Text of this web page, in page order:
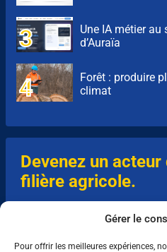
Gérer le
Pour offrir les meilleures expériences,
Une IA métier au
d’Auraïa
Forêt : produire
climat
Devenez un acteur
filière agricole.